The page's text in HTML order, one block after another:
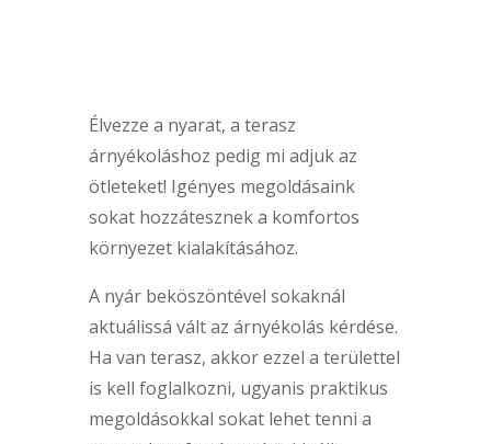
Élvezze a nyarat, a terasz
árnyékoláshoz pedig mi adjuk az
ötleteket! Igényes megoldásaink
sokat hozzátesznek a komfortos
környezet kialakításához.
A nyár beköszöntével sokaknál
aktuálissá vált az árnyékolás kérdése.
Ha van terasz, akkor ezzel a területtel
is kell foglalkozni, ugyanis praktikus
megoldásokkal sokat lehet tenni a